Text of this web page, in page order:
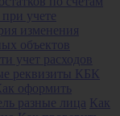
учете
изменения
объектов
учет расходов
реквизиты КБК
оформить
разные лица Как